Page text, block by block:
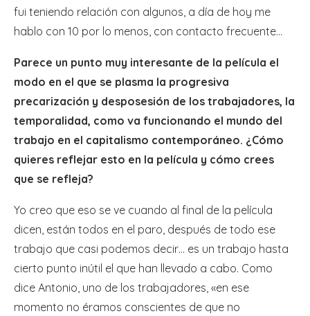
fui teniendo relación con algunos, a día de hoy me
hablo con 10 por lo menos, con contacto frecuente…
Parece un punto muy interesante de la película el
modo en el que se plasma la progresiva
precarización y desposesión de los trabajadores, la
temporalidad, como va funcionando el mundo del
trabajo en el capitalismo contemporáneo. ¿Cómo
quieres reflejar esto en la película y cómo crees
que se refleja?
Yo creo que eso se ve cuando al final de la película
dicen, están todos en el paro, después de todo ese
trabajo que casi podemos decir… es un trabajo hasta
cierto punto inútil el que han llevado a cabo. Como
dice Antonio, uno de los trabajadores, «en ese
momento no éramos conscientes de que no